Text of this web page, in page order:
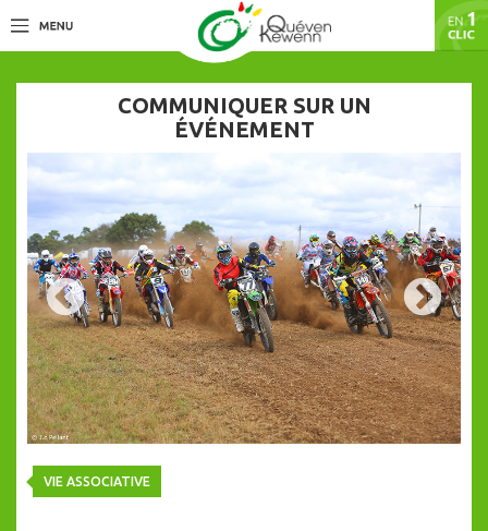
COMMUNIQUER SUR UN
ÉVÉNEMENT
VIE ASSOCIATIVE